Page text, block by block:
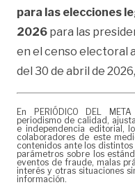
para las elecciones
2026 para las
en el censo electoral
del 30 de abril de
En PERIÓDICO DEL
periodismo de calidad,
e independencia editorial,
colaboradores de este
contenidos ante los
parámetros sobre los
eventos de fraude, malas
interés y otras situaciones
información.